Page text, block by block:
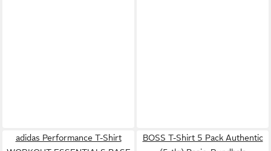
adidas Performance T-Shirt
BOSS T-Shirt 5 Pack Authentic